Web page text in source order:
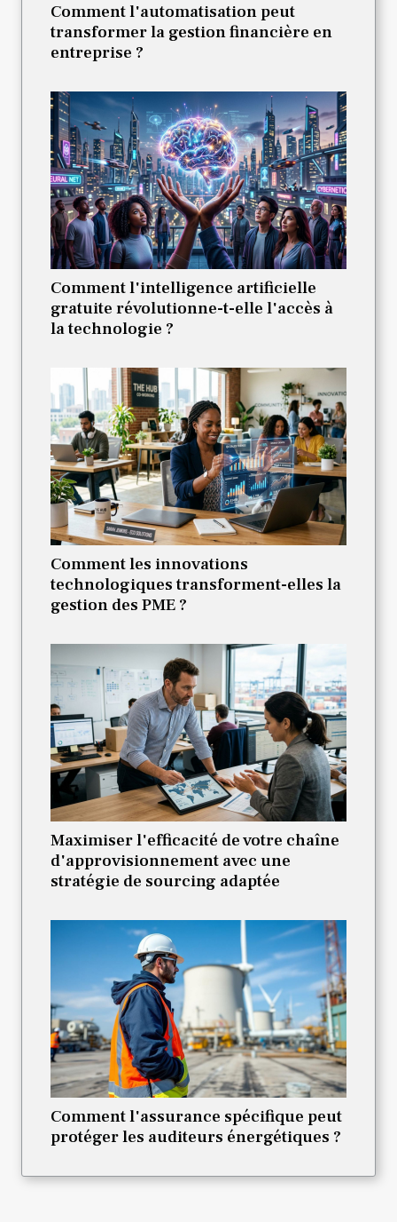
Comment l'automatisation peut
transformer la gestion financière en
entreprise ?
Comment l'intelligence artificielle
gratuite révolutionne-t-elle l'accès à
la technologie ?
Comment les innovations
technologiques transforment-elles la
gestion des PME ?
Maximiser l'efficacité de votre chaîne
d'approvisionnement avec une
stratégie de sourcing adaptée
Comment l'assurance spécifique peut
protéger les auditeurs énergétiques ?